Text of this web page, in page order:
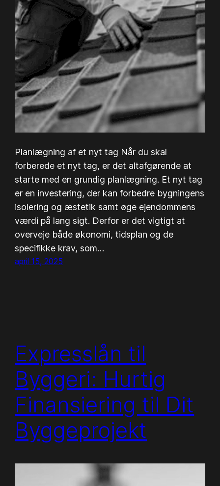
Planlægning af et nyt tag Når du skal
forberede et nyt tag, er det altafgørende at
starte med en grundig planlægning. Et nyt tag
er en investering, der kan forbedre bygningens
isolering og æstetik samt øge ejendommens
værdi på lang sigt. Derfor er det vigtigt at
overveje både økonomi, tidsplan og de
specifikke krav, som…
april 15, 2025
Expresslån til
Byggeri: Hurtig
Finansiering til Dit
Byggeprojekt